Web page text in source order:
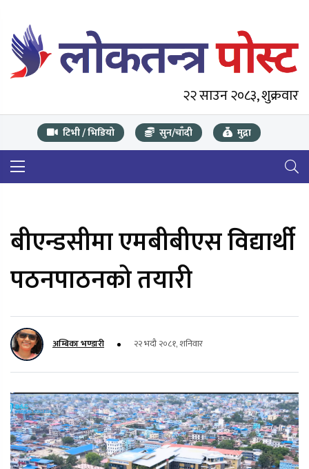
२२ साउन २०८३, शुक्रवार
टिभी / भिडियो सुन/चाँदी मुद्रा
बीएन्डसीमा एमबीबीएस विद्यार्थी
पठनपाठनको तयारी
अम्बिका भण्डारी २२ भदौ २०८१, शनिवार